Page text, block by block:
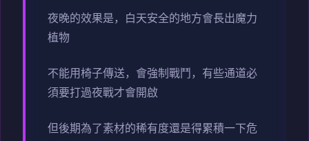
夜晚的效果是，白天安全的地方會長出魔力
植物
不能用椅子傳送，會強制戰鬥，有些通道必
須要打過夜戰才會開啟
但後期為了素材的稀有度還是得累積一下危